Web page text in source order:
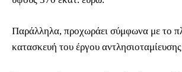
Παράλληλα, προχωράει σύμφωνα με το
κατασκευή του έργου